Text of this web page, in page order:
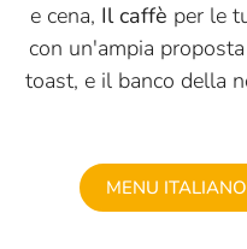
e cena, Il caffè per le
con un'ampia
toast, e il banco della
MENU ITALIANO